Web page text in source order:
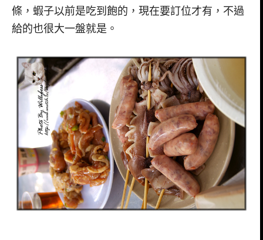
條，蝦子以前是吃到飽的，現在要訂位才有，不過
給的也很大一盤就是。